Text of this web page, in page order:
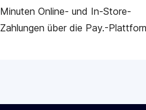
Minuten Online- und In-Store-
Zahlungen über die Pay.-